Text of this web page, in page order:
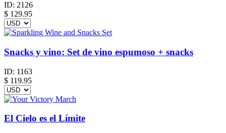
ID: 2126
$ 129.95
Snacks y vino: Set de vino espumoso + snacks
ID: 1163
$ 119.95
El Cielo es el Límite